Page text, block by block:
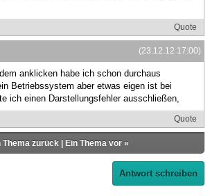
Quote
(23.12.12 17:00)
anklicken habe ich schon durchaus
Betriebssystem aber etwas eigen ist bei
ich einen Darstellungsfehler ausschließen,
Quote
Thema zurück| Ein Thema vor»
Antwort schreiben